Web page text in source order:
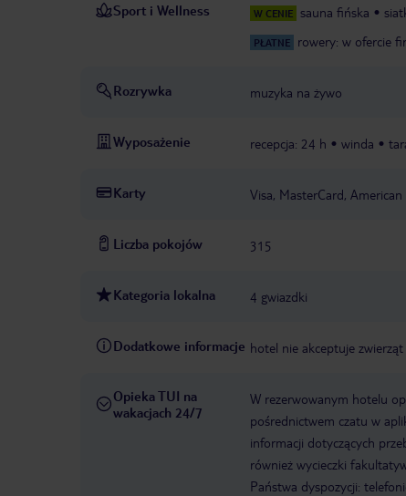
Sport i Wellness W CENIE sauna fińska
PŁATNE rowery: w ofercie
Rozrywka muzyka na żywo
Wyposażenie recepcja: 24 h winda
Karty Visa, MasterCard, American
Liczba pokojów 315
Kategoria lokalna 4 gwiazdki
Dodatkowe informacje hotel nie akceptuje zwierząt
Opieka TUI na
wakacjach 24/7
W rezerwowanym hotelu
pośrednictwem czatu w
informacji dotyczących
również wycieczki
Państwa dyspozycji: